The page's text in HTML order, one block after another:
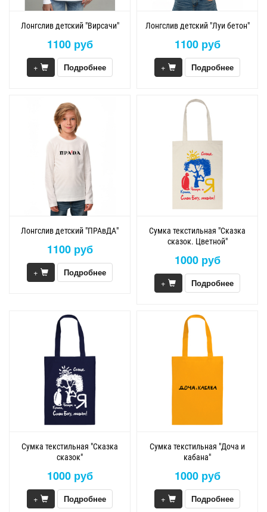
Лонгслив детский "Вирсачи"
1100 руб
+ Подробнее
Лонгслив детский "Луи бетон"
1100 руб
+ Подробнее
Лонгслив детский "ПРАвДА"
1100 руб
+ Подробнее
Сумка текстильная "Сказка
сказок. Цветной"
1000 руб
+ Подробнее
Сумка текстильная "Сказка
сказок"
1000 руб
+ Подробнее
Сумка текстильная "Доча и
кабана"
1000 руб
+ Подробнее